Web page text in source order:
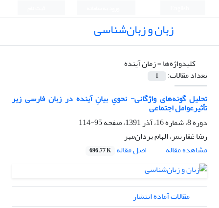
زبان و زبان‌شناسی
کلیدواژه‌ها =زمان آینده
تعداد مقالات:
1
تحلیل گونه‌های واژگانی- نحویِ بیانِ آینده در زبان فارسی زیر
تأثیرعوامل اجتماعی
دوره 8، شماره 16، آذر 1391، صفحه
95-114
رضا غفارثمر، الهام یزدان‌مهر
مشاهده مقاله
اصل مقاله 696.77 K
مقالات آماده انتشار